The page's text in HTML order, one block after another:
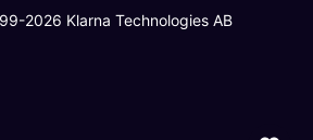
2026 Klarna Technologies AB